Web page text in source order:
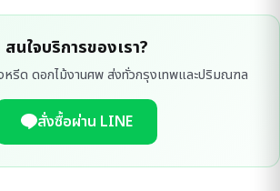
สนใจบริการของเรา?
รีด ดอกไม้งานศพ ส่งทั่วกรุงเทพและปริมณฑล
สั่งซื้อผ่าน LINE